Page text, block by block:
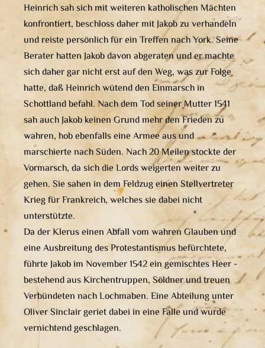
Heinrich sah sich mit weiteren katholischen Mächten
konfrontiert, beschloss daher mit Jakob zu verhandeln
und reiste persönlich für ein Treffen nach York. Seine
Berater hatten Jakob davon abgeraten und er machte
sich daher gar nicht erst auf den Weg, was zur Folge
hatte, daß Heinrich wütend den Einmarsch in
Schottland befahl. Nach dem Tod seiner Mutter 1541
sah auch Jakob keinen Grund mehr den Frieden zu
wahren, hob ebenfalls eine Armee aus und
marschierte nach Süden. Nach 20 Meilen stockte der
Vormarsch, da sich die Lords weigerten weiter zu
gehen. Sie sahen in dem Feldzug einen Stellvertreter
Krieg für Frankreich, welches sie dabei nicht
unterstützte.
Da der Klerus einen Abfall vom wahren Glauben und
eine Ausbreitung des Protestantismus befürchtete,
führte Jakob im November 1542 ein gemischtes Heer -
bestehend aus Kirchentruppen, Söldner und treuen
Verbündeten nach Lochmaben. Eine Abteilung unter
Oliver Sinclair geriet dabei in eine Falle und wurde
vernichtend geschlagen.